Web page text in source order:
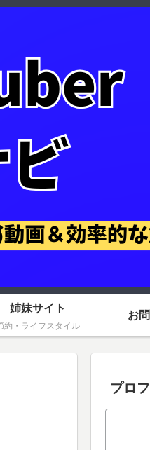
姉妹サイト
約・ライフスタイル
お
プロ